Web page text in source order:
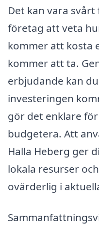
Det kan vara
företag att veta
kommer att kosta
kommer att ta.
erbjudande kan
investeringen
gör det enklare
budgetera. Att
Halla Heberg ger
lokala resurser
ovärderlig i